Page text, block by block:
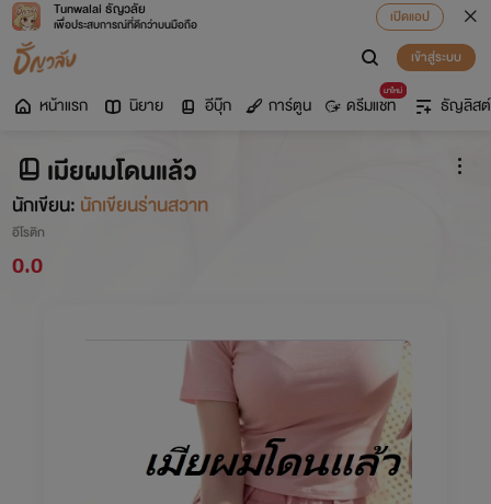
Tunwalai ธัญวลัย
เพื่อประสบการณ์ที่ดีกว่าบนมือถือ
เปิดแอป
เข้าสู่ระบบ
หน้าแรก นิยาย อีบุ๊ก การ์ตูน
มาใหม่
ดรีมแชท ธัญลิสต์
เมียผมโดนแล้ว
นักเขียน: นักเขียนร่านสวาท
อีโรติก
0.0